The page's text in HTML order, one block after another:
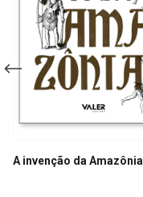
A invenção da Amazônia